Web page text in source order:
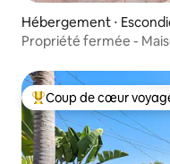
Hébergement ⋅
Propriété fermée -
Coups de cœur
Coup de cœur